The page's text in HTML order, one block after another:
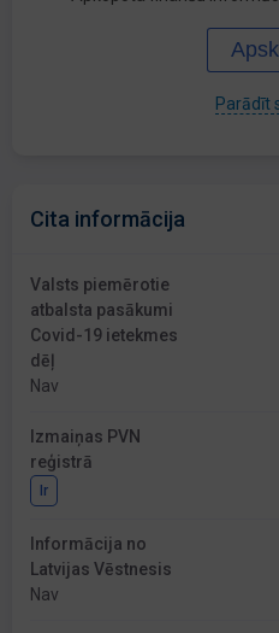
Parādīt
Cita informācija
Valsts piemērotie
atbalsta pasākumi
Covid-19 ietekmes
dēļ
Nav
Izmaiņas PVN
reģistrā
Ir
Informācija no
Latvijas Vēstnesis
Nav